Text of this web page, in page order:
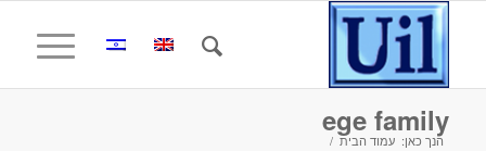
ege family
הנך כאן: עמוד הבית /